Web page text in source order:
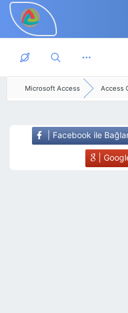
Skip to main content
Microsoft Access Access
| Facebook ile
|